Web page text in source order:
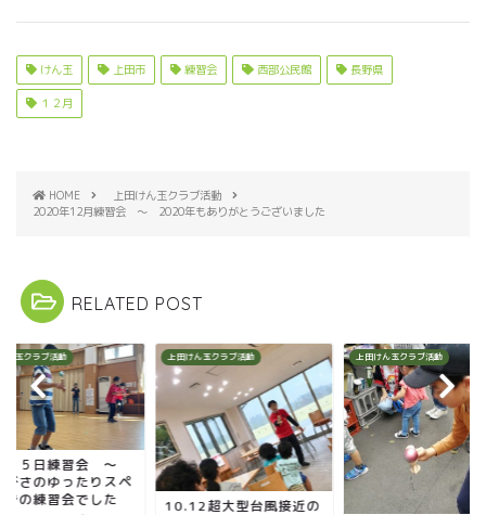
けん玉 上田市 練習会 西部公民館 長野県
１２月
HOME
上田けん玉クラブ活動
2020年12月練習会 ～ 2020年もありがとうございました
RELATED POST
ん玉クラブ活動
２５日練習会 ～
びさのゆったりスペ
での練習会でした
上田けん玉クラブ活動
10.12超大型台風接近の
上田けん玉クラブ活動